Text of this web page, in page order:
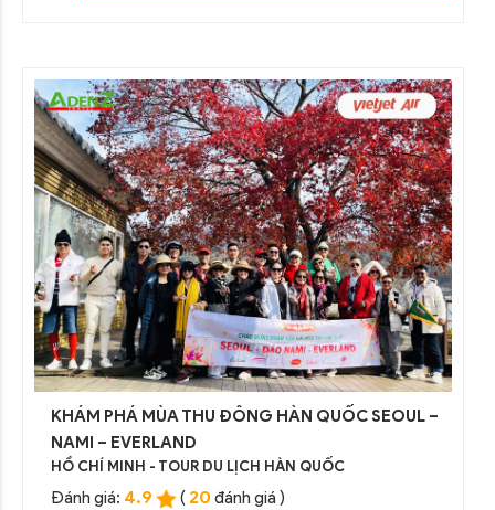
KHÁM PHÁ MÙA THU ĐÔNG HÀN QUỐC SEOUL –
NAMI – EVERLAND
HỒ CHÍ MINH - TOUR DU LỊCH HÀN QUỐC
Đánh giá: 4.9 ( 20 đánh giá )